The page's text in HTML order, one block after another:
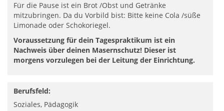
Für die Pause ist ein Brot /Obst und Getränke
mitzubringen. Da du Vorbild bist: Bitte keine Cola /süße
Limonade oder Schokoriegel.
Voraussetzung für dein Tagespraktikum ist ein
Nachweis über deinen Masernschutz! Dieser ist
morgens vorzulegen bei der Leitung der Einrichtung.
Berufsfeld:
Soziales, Pädagogik